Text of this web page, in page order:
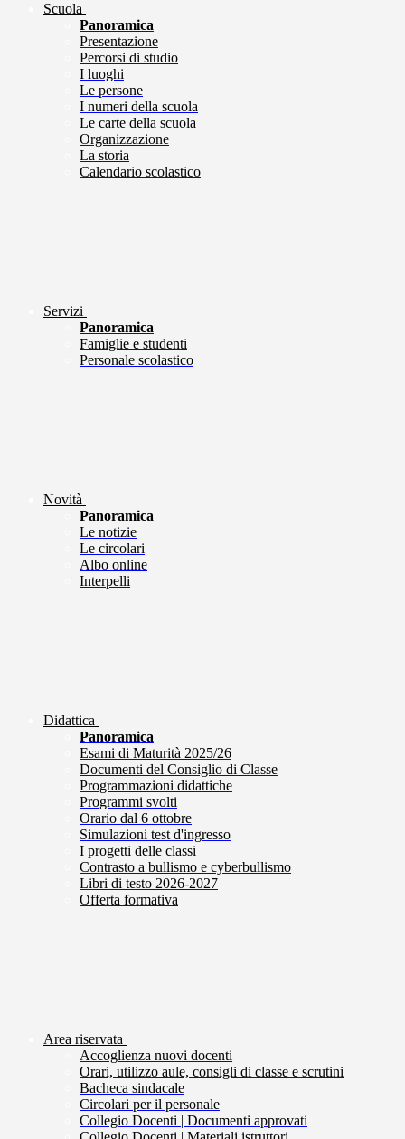
Scuola
Panoramica
Presentazione
Percorsi di studio
I luoghi
Le persone
I numeri della scuola
Le carte della scuola
Organizzazione
La storia
Calendario scolastico
Servizi
Panoramica
Famiglie e studenti
Personale scolastico
Novità
Panoramica
Le notizie
Le circolari
Albo online
Interpelli
Didattica
Panoramica
Esami di Maturità 2025/26
Documenti del Consiglio di Classe
Programmazioni didattiche
Programmi svolti
Orario dal 6 ottobre
Simulazioni test d'ingresso
I progetti delle classi
Contrasto a bullismo e cyberbullismo
Libri di testo 2026-2027
Offerta formativa
Area riservata
Accoglienza nuovi docenti
Orari, utilizzo aule, consigli di classe e scrutini
Bacheca sindacale
Circolari per il personale
Collegio Docenti | Documenti approvati